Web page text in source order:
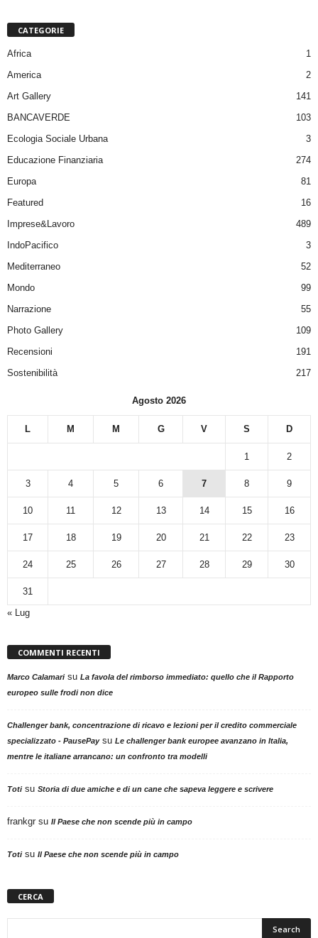
CATEGORIE
Africa
1
America
2
Art Gallery
141
BANCAVERDE
103
Ecologia Sociale Urbana
3
Educazione Finanziaria
274
Europa
81
Featured
16
Imprese&Lavoro
489
IndoPacifico
3
Mediterraneo
52
Mondo
99
Narrazione
55
Photo Gallery
109
Recensioni
191
Sostenibilità
217
Agosto 2026
L M M G V S D
1 2
3 4 5 6 7 8 9
10 11 12 13 14 15 16
17 18 19 20 21 22 23
24 25 26 27 28 29 30
31
« Lug
COMMENTI RECENTI
Marco Calamarisu La favola del rimborso immediato: quello che il Rapporto
europeo sulle frodi non dice
Challenger bank, concentrazione di ricavo e lezioni per il credito commerciale
specializzato - PausePaysu Le challenger bank europee avanzano in Italia,
mentre le italiane arrancano: un confronto tra modelli
Totisu Storia di due amiche e di un cane che sapeva leggere e scrivere
frankgr su Il Paese che non scende più in campo
Totisu Il Paese che non scende più in campo
CERCA